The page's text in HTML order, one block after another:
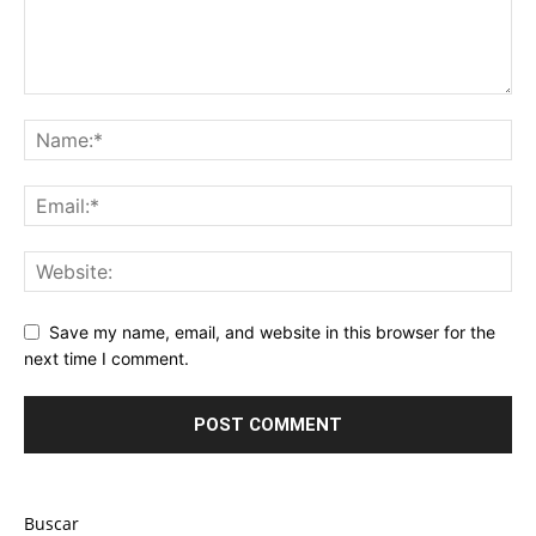
Save my name, email, and website in this browser for the
next time I comment.
Buscar